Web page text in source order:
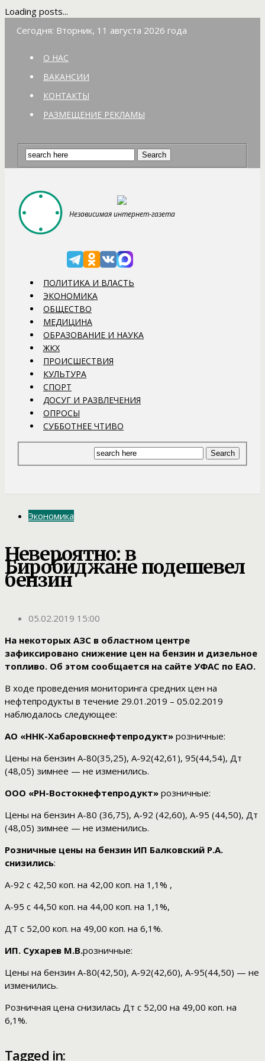
Loading posts...
Сегодня: Вторник, 11 августа 2026 года
О НАС
ВАКАНСИИ
КОНТАКТЫ
РАЗМЕЩЕНИЕ РЕКЛАМЫ
Независимая интернет-газета
ПОЛИТИКА И ВЛАСТЬ
ЭКОНОМИКА
ОБЩЕСТВО
МЕДИЦИНА
ОБРАЗОВАНИЕ И НАУКА
ЖКХ
ПРОИСШЕСТВИЯ
КУЛЬТУРА
СПОРТ
ДОСУГ И РАЗВЛЕЧЕНИЯ
ОПРОСЫ
СУББОТНЕЕ ЧТИВО
Экономика
Невероятно: в
Биробиджане подешевел
бензин
05.02.2019 15:00
На некоторых АЗС в областном центре
зафиксировано снижение цен на бензин и дизельное
топливо. Об этом сообщается на сайте УФАС по ЕАО.
В ходе проведения мониторинга средних цен на
нефтепродукты в течение 29.01.2019 – 05.02.2019
наблюдалось следующее:
АО «ННК-Хабаровскнефтепродукт» розничные:
Цены на бензин А-80(35,25), А-92(42,61), 95(44,54), Дт
(48,05) зимнее — не изменились.
ООО «РН-Востокнефтепродукт» розничные:
Цены на бензин А-80 (36,75), А-92 (42,60), А-95 (44,50), Дт
(48,05) зимнее — не изменились.
Розничные цены на бензин ИП Балковский Р.А.
снизились:
А-92 с 42,50 коп. на 42,00 коп. на 1,1% ,
А-95 с 44,50 коп. на 44,00 коп. на 1,1%,
ДТ с 52,00 коп. на 49,00 коп. на 6,1%.
ИП. Сухарев М.В.розничные:
Цены на бензин А-80(42,50), А-92(42,60), А-95(44,50) — не
изменились.
Розничная цена снизилась Дт с 52,00 на 49,00 коп. на
6,1%.
Tagged in: